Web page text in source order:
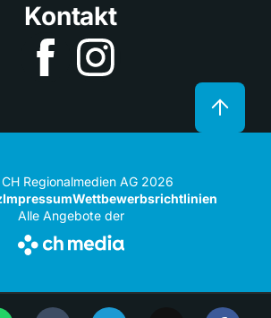
Kontakt
Regionalmedien AG 2026
ImpressumWettbewerbsrichtlinien
Alle Angebote der